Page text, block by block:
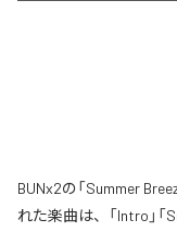
BUNx2の「Summer
れた楽曲は、「Intro」「